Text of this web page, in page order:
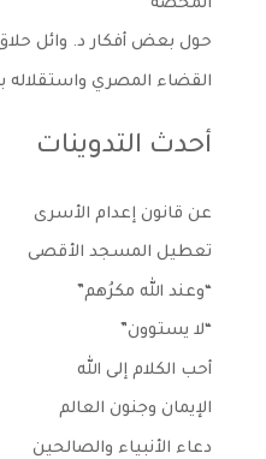
المحضة
حول بعض أفكار د. وائل
القضاء المصري واستقلاله
أحدث التدوينات
عن قانون إعدام الأسرى
تعطيل المسجد الأقصى
“وعند الله مكرُهم”
“لا يستوون”
أحب الكلام إلى الله
الإيمان وجنون العالم
دعاء الأنبياء والصالحين